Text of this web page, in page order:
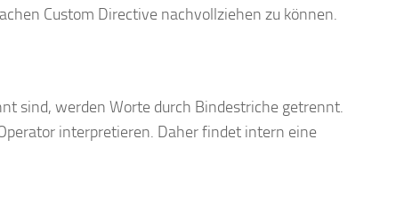
Custom Directive nachvollziehen zu können.
sind, werden Worte durch Bindestriche getrennt.
interpretieren. Daher findet intern eine